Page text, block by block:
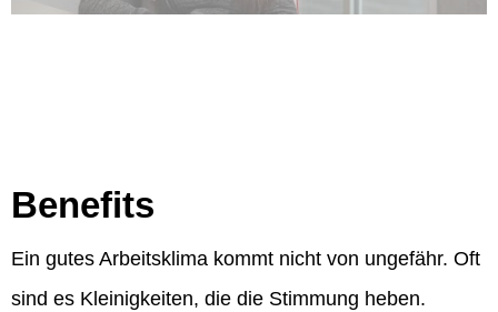
Benefits
Ein gutes Arbeitsklima kommt nicht von ungefähr. Oft
sind es Kleinigkeiten, die die Stimmung heben.